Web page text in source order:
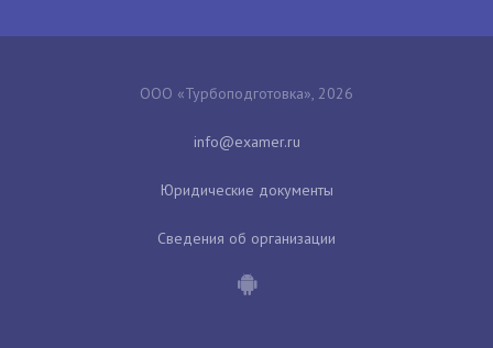
ООО «Турбоподготовка», 2026
Юридические документы
Сведения об организации